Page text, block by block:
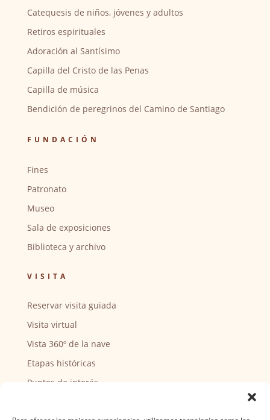
Catequesis de niños, jóvenes y adultos
Retiros espirituales
Adoración al Santísimo
Capilla del Cristo de las Penas
Capilla de música
Bendición de peregrinos del Camino de Santiago
FUNDACIÓN
Fines
Patronato
Museo
Sala de exposiciones
Biblioteca y archivo
VISITA
Reservar visita guiada
Visita virtual
Vista 360º de la nave
Etapas históricas
Puntos de interés